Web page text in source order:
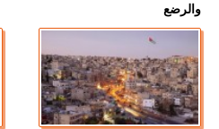
والرضع